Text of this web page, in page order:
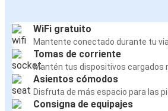
WiFi gratuito
Mantente conectado durante tu
Tomas de corriente
Mantén tus dispositivos cargados
Asientos cómodos
Disfruta de más espacio para las
Consigna de equipajes